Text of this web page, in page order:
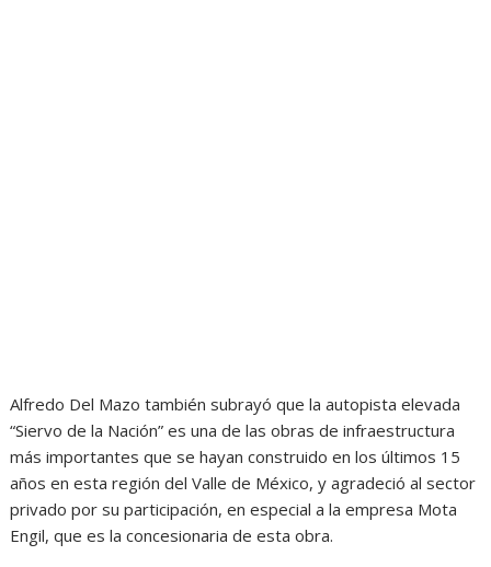
Alfredo Del Mazo también subrayó que la autopista elevada
“Siervo de la Nación” es una de las obras de infraestructura
más importantes que se hayan construido en los últimos 15
años en esta región del Valle de México, y agradeció al sector
privado por su participación, en especial a la empresa Mota
Engil, que es la concesionaria de esta obra.